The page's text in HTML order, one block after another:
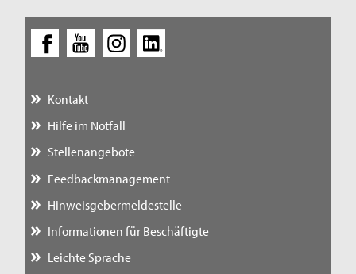
Kontakt
Hilfe im Notfall
Stellenangebote
Feedbackmanagement
Hinweisgebermeldestelle
Informationen für Beschäftigte
Leichte Sprache